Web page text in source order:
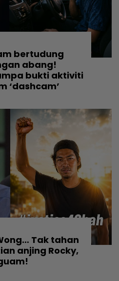
bertudung
abang!
bukti aktiviti
‘dashcam’
Tak tahan
anjing Rocky,